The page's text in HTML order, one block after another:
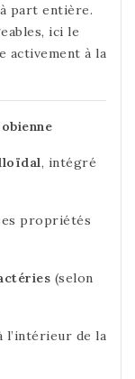
part entière.
ici le
activement à la
, intégré
propriétés
(selon
de la